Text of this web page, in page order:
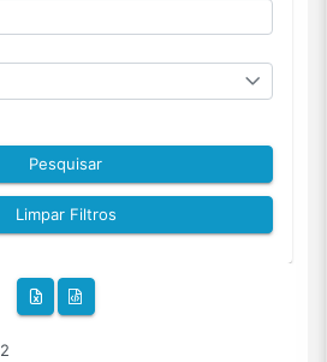
Pesquisar
Limpar Filtros
2